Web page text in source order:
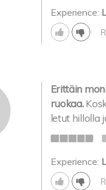
Experience:
Erittäin
ruokaa.
letut hillolla
Experience: